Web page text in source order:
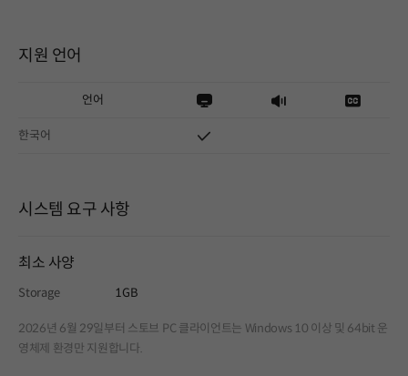
지원 언어
언어
한국어
시스템 요구 사항
최소 사양
Storage 1GB
2026년 6월 29일부터 스토브 PC 클라이언트는 Windows 10 이상 및 64bit 운
영체제 환경만 지원합니다.